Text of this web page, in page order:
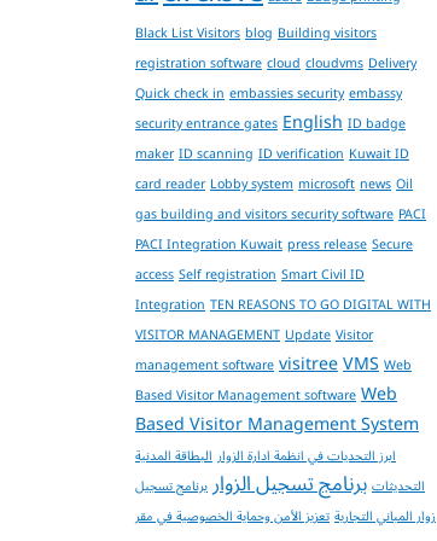
Black List Visitorsblog Building visitors
registration softwarecloudcloudvmsDelivery
Quick check inembassies securityembassy
security entrance gatesEnglishID badge
makerID scanning ID verificationKuwait ID
card readerLobby systemmicrosoftnewsOil
gas building and visitors security softwarePACI
PACI Integration Kuwaitpress releaseSecure
accessSelf registrationSmart Civil ID
IntegrationTEN REASONS TO GO DIGITAL WITH
VISITOR MANAGEMENTUpdateVisitor
management softwarevisitreeVMSWeb
Based Visitor Management softwareWeb
Based Visitor Management System
ابرز التحديات في انظمة ادارة الزوارالبطاقة المدنية
التحديثاتبرنامج تسجيل الزواربرنامج تسجيل
زوار المباني التجاريةتعزيز الأمن وحماية الخصوصية في مقر